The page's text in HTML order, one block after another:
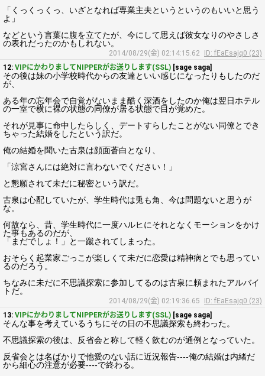
「くっくっくっ、いざとなれば専業主夫というというのもいいと思う
よ」
などという言葉に腹を立てたが、今にして思えば彼女なりのやさしさ
の表れだったのかもしれない。
2014/08/29(金) 02:14:15.62
ID: fEaEsajq0 (23)
12: VIPにかわりましてNIPPERがお送りします(SSL) [sage saga]
その後は妹の小学校時代からの友達といい感じになったりもしたのだ
が、
ある年の忘年会で自覚がないまま酷く深酒をしたのか俺は翌日ホテル
の一室で横に裸の状態の同僚が居る状態で目が覚めた。
それが見事に命中したらしく、デートすらしたことがない同僚とでき
ちゃった結婚をしたという訳だ。
俺の結婚を聞いた古泉は顔面蒼白となり、
「涼宮さんには絶対に言わないでください！」
と懇願されて未だに秘密という訳だ。
古泉は心配していたが、学生時代は兎も角、今は問題ないと思うが
な。
何故なら、昔、学生時代に一度ハルヒにそれとなくモーションをかけ
た事もあるのだが、
「まだでしょ！」と一蹴されてしまった。
おそらく起業家ごっこが楽しくて未だに恋愛は精神病とでも思ってい
るのだろう。
ちなみに未だに不思議探索に参加してるのは古泉に頼まれたアルバイ
トだ。
2014/08/29(金) 02:19:36.65
ID: fEaEsajq0 (23)
13: VIPにかわりましてNIPPERがお送りします(SSL) [sage saga]
そんな事を考えているうちにその日の不思議探索も終わった。
不思議探索の後は、反省会と称して軽く飲むのが通例となっていた。
反省会とは名ばかりで他愛のない話に近況報告----俺の結婚は内緒だ
から細心の注意が必要----で終わる。